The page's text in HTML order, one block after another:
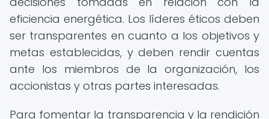
eficiencia energética. Los líderes éticos deben
ser transparentes en cuanto a los objetivos y
metas establecidas, y deben rendir cuentas
ante los miembros de la organización, los
accionistas y otras partes interesadas.
Para fomentar la transparencia y la rendición